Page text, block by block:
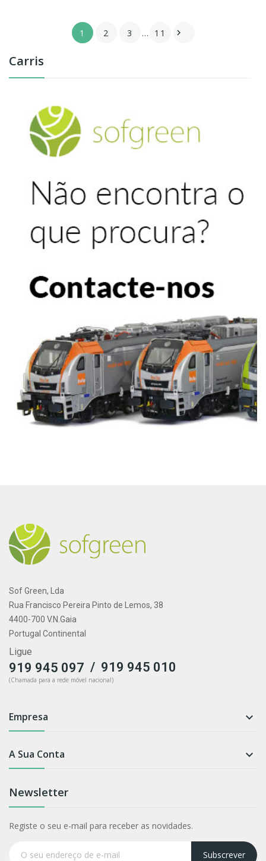
Carris
1 2 3 … 11 
Sof Green, Lda
Rua Francisco Pereira Pinto de Lemos, 38
4400-700 V.N.Gaia
Portugal Continental
Ligue
919 945 097 / 919 945 010
(Chamada para a rede móvel nacional)
Empresa 
A Sua Conta 
Newsletter
Registe o seu e-mail para receber as novidades.
Subscrever